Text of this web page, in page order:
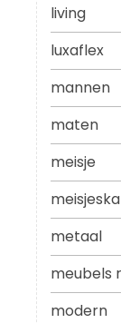
living
luxaflex
mannen
maten
meisje
metaal
meubels
modern